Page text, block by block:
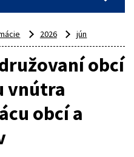
2026 jún
obcí
vnútra
obcí a